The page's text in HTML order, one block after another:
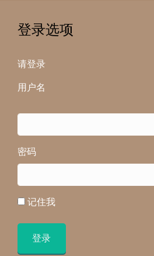
登录选项
请登录
用户名
密码
记住我